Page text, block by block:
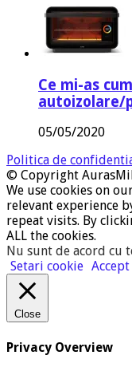
Ce mi-as
autoizolare/
05/05/2020
Politica de
© Copyright
We use cookies on
relevant experience
repeat visits. By
ALL the cookies.
Nu sunt de acord
Setari cookie
Close
Privacy Overview